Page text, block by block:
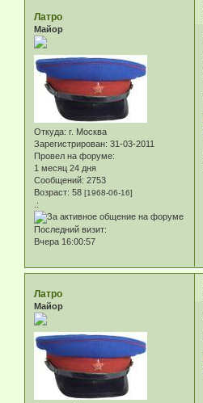
Латро
Майор
Откуда: г. Москва
Зарегистрирован: 31-03-2011
Провел на форуме:
1 месяц 24 дня
Сообщений: 2753
Возраст: 58 [1968-06-16]
.:
Последний визит:
Вчера 16:00:57
Латро
Майор